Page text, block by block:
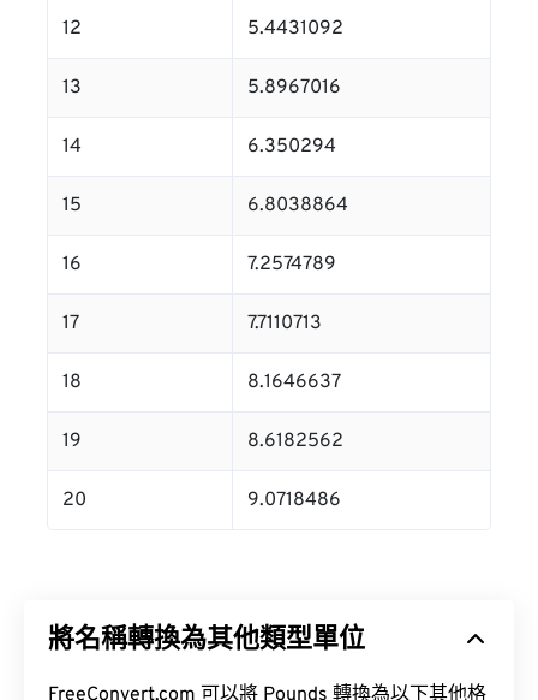
12 5.4431092
13 5.8967016
14 6.350294
15 6.8038864
16 7.2574789
17 7.7110713
18 8.1646637
19 8.6182562
20 9.0718486
將名稱轉換為其他類型單位